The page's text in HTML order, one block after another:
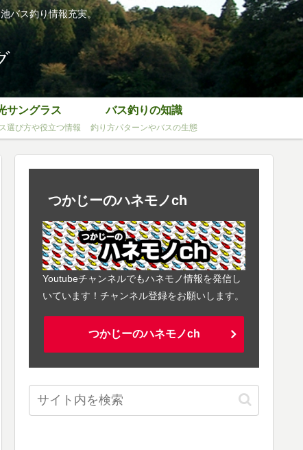
バス釣り情報充実。
サングラス
選び方や役立つ情報
バス釣りの知識
釣り方パターンやバスの生態
つかじーのハネモノch
Youtubeチャンネルでもハネモノ情報を発信し
いています！チャンネル登録をお願いします。
つかじーのハネモノch